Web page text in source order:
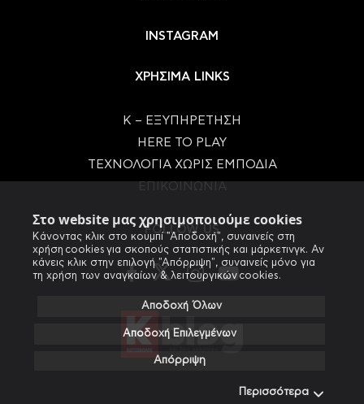
Στο website μας χρησιμοποιούμε cookies
Κάνοντας κλικ στο κουμπί "Αποδοχή", συναινείς στη
χρήση cookies για σκοπούς στατιστικής και μάρκετινγκ. Αν
κάνεις κλικ στην επιλογή "Απόρριψη", συναινείς μόνο για
τη χρήση των αναγκαίων & λειτουργικών cookies.
Αποδοχή Όλων
Αποδοχή Επιλεγμένων
Απόρριψη
Περισσότερα
INSTAGRAM
ΧΡΗΣΙΜΑ LINKS
Κ – ΕΞΥΠΗΡΕΤΗΣΗ
HERE TO PLAY
ΤΕΧΝΟΛΟΓΙΑ ΧΩΡΙΣ ΕΜΠΟΔΙΑ
FOLLOW US